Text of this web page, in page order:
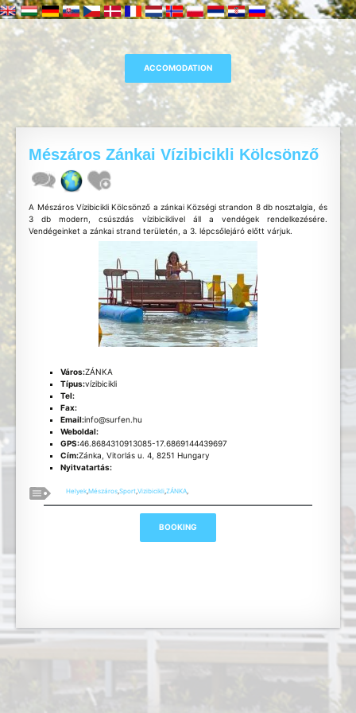
Mészáros Zánkai Vízibicikli Kölcsönző
A Mészáros Vízibicikli Kölcsönző a zánkai Községi strandon 8 db nosztalgia, és
3 db modern, csúszdás vízibiciklivel áll a vendégek rendelkezésére.
Vendégeinket a zánkai strand területén, a 3. lépcsőlejáró előtt várjuk.
Város:ZÁNKA
Típus:vízibicikli
Tel:
Fax:
Email:info@surfen.hu
Weboldal:
GPS:46.8684310913085-17.6869144439697
Cím:Zánka, Vitorlás u. 4, 8251 Hungary
Nyitvatartás:
Helyek ,Mészáros ,Sport ,Vizibicikli ,ZÁNKA